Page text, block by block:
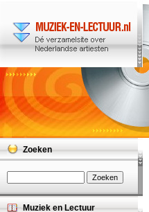
Zoeken
Muziek en Lectuur